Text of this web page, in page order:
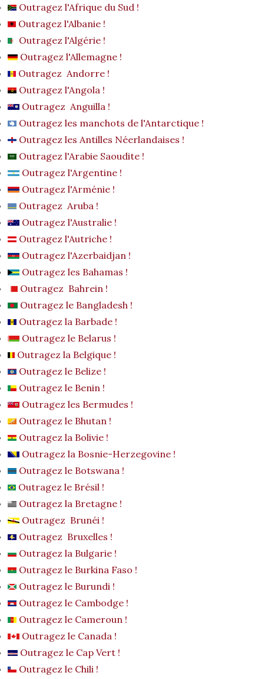
Outragez l'Afrique du Sud !
Outragez l'Albanie !
Outragez l'Algérie !
Outragez l'Allemagne !
Outragez Andorre !
Outragez l'Angola !
Outragez Anguilla !
Outragez les manchots de l'Antarctique !
Outragez les Antilles Néerlandaises !
Outragez l'Arabie Saoudite !
Outragez l'Argentine !
Outragez l'Arménie !
Outragez Aruba !
Outragez l'Australie !
Outragez l'Autriche !
Outragez l'Azerbaidjan !
Outragez les Bahamas !
Outragez Bahrein !
Outragez le Bangladesh !
Outragez la Barbade !
Outragez le Belarus !
Outragez la Belgique !
Outragez le Belize !
Outragez le Benin !
Outragez les Bermudes !
Outragez le Bhutan !
Outragez la Bolivie !
Outragez la Bosnie-Herzegovine !
Outragez le Botswana !
Outragez le Brésil !
Outragez la Bretagne !
Outragez Brunéi !
Outragez Bruxelles !
Outragez la Bulgarie !
Outragez le Burkina Faso !
Outragez le Burundi !
Outragez le Cambodge !
Outragez le Cameroun !
Outragez le Canada !
Outragez le Cap Vert !
Outragez le Chili !